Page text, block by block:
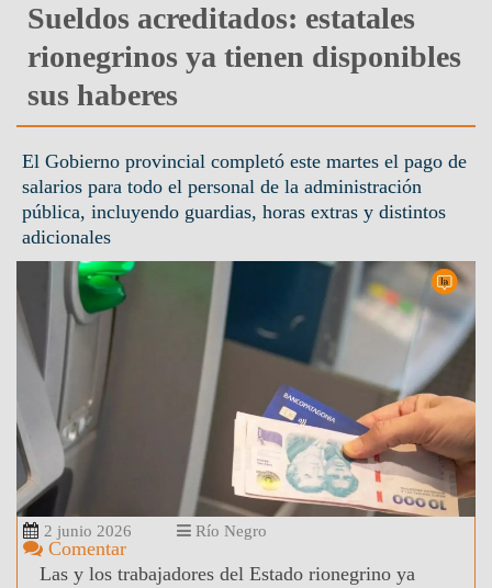
Sueldos acreditados: estatales
rionegrinos ya tienen disponibles
sus haberes
El Gobierno provincial completó este martes el pago de
salarios para todo el personal de la administración
pública, incluyendo guardias, horas extras y distintos
adicionales
2 junio 2026 Río Negro
Comentar
Las y los trabajadores del Estado rionegrino ya